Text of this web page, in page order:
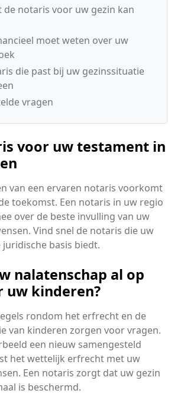
de notaris voor uw gezin kan
moet weten over uw
die past bij uw gezinssituatie
vragen
voor uw testament in
van een ervaren notaris voorkomt
toekomst. Een notaris in uw regio
over de beste invulling van uw
Vind snel de notaris die uw
juridische basis biedt.
nalatenschap al op
uw kinderen?
rondom het erfrecht en de
van kinderen zorgen voor vragen.
een nieuw samengesteld
het wettelijk erfrecht met uw
Een notaris zorgt dat uw gezin
is beschermd.